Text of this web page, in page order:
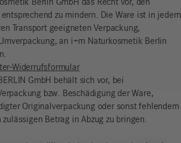
Berlin GmbH das Recht vor, den
zu mindern. Die Ware ist in jedem
Transport geeigneten Verpackung,
an i+m Naturkosmetik Berlin
Widerrufsformular
GmbH behält sich vor, bei
bzw. Beschädigung der Ware,
Originalverpackung oder sonst fehlendem
Betrag in Abzug zu bringen.